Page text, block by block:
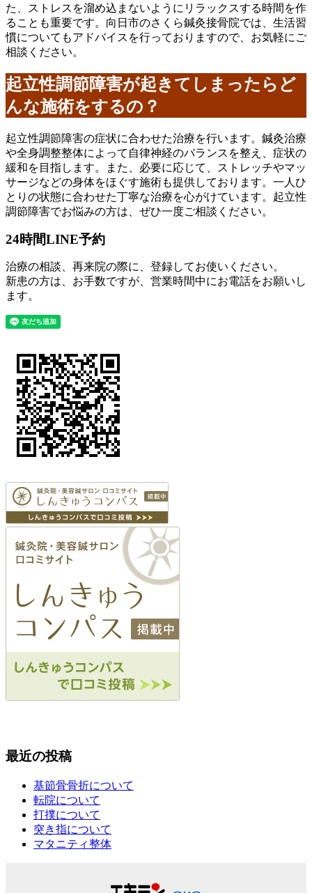
た、ストレスを溜め込まないようにリラックスする時間を作
ることも重要です。向日市のさくら鍼灸接骨院では、生活習
慣についてもアドバイスを行っておりますので、お気軽にご
相談ください。
起立性調節障害が起きてしまったらど
んな施術をするの？
起立性調節障害の症状に合わせた治療を行います。鍼灸治療
や全身調整整体によって自律神経のバランスを整え、症状の
緩和を目指します。また、必要に応じて、ストレッチやマッ
サージなどの身体をほぐす施術も提供しております。一人ひ
とりの状態に合わせた丁寧な治療を心がけています。起立性
調節障害でお悩みの方は、ぜひ一度ご相談ください。
24時間LINE予約
治療の相談、再来院の際に、登録してお使いください。
新患の方は、お手数ですが、営業時間中にお電話をお願いし
ます。
最近の投稿
基節骨骨折について
転院について
打撲について
突き指について
マタニティ整体